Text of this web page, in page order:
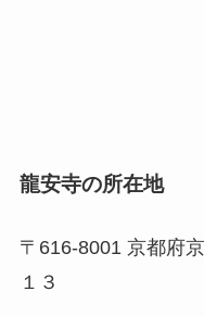
龍安寺の所在地
〒616-8001 京都府
１３